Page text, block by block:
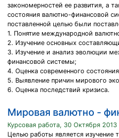
закономерностей ее развития, а
состояния валютно-финансовой
поставленной целью были
1. Понятие международной
2. Изучение основных
3. Изучение и анализ эволюции
финансовой системы;
4. Оценка современного
5. Выявление причин мирового
6. Оценка последствий кризиса.
Мировая валютно -
Курсовая работа, 30 Октября 2013
Целью работы является изучение